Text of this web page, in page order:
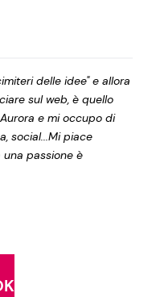
delle idee" e allora
sul web, è quello
e mi occupo di
social...Mi piace
passione è